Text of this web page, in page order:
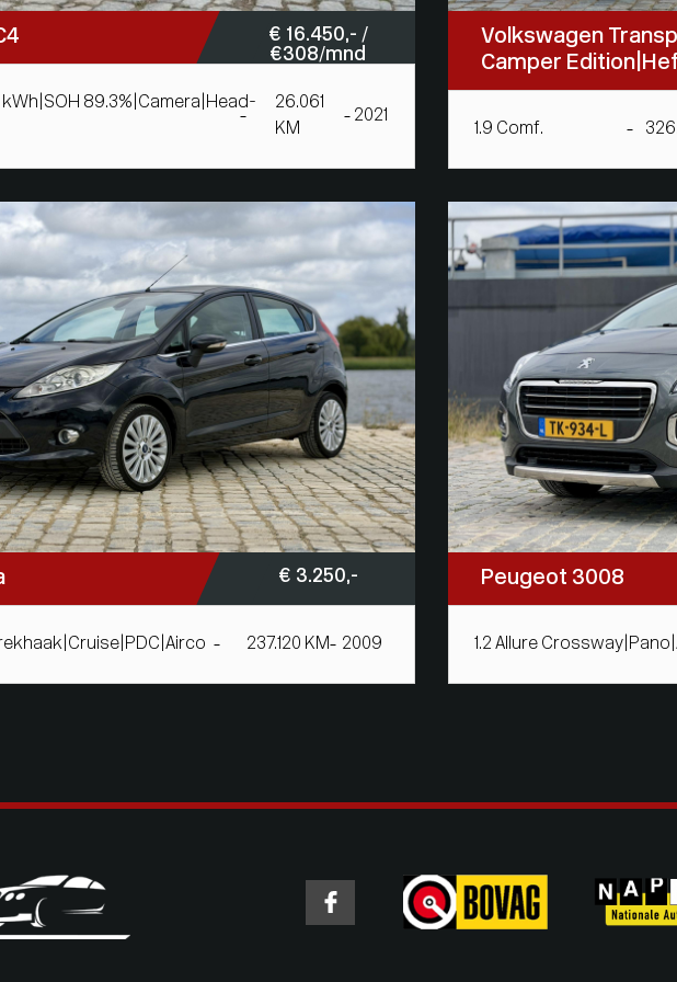
€ 16.450,- /
€ 308/mnd
kWh|SOH 89.3%|Camera|Head-
26.061
KM
2021
€ 3.250,-
237.120 KM 2009
Volkswagen
Camper
1.9 Comf.
Peugeot 3008
1.2 Allure